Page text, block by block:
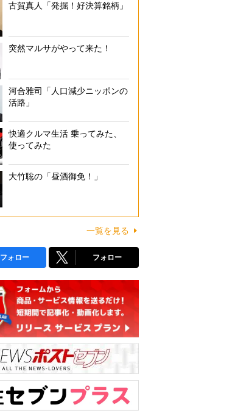
古賀真人「発掘！好決算銘柄」
突然マルサがやって来た！
河合雅司「人口減少ニッポンの
活路」
快適クルマ生活 乗ってみた、
使ってみた
大竹聡の「昼酒御免！」
一覧を見る
フォロー フォロー